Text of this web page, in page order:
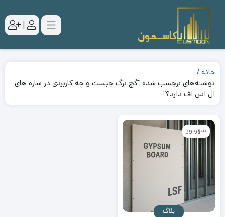
|
خانه
نوشته‌های برچسب شده “گچ برگ چیست و چه کاربردی در سازه های
ال اس اف دارد؟”
بلاگ
شهریور